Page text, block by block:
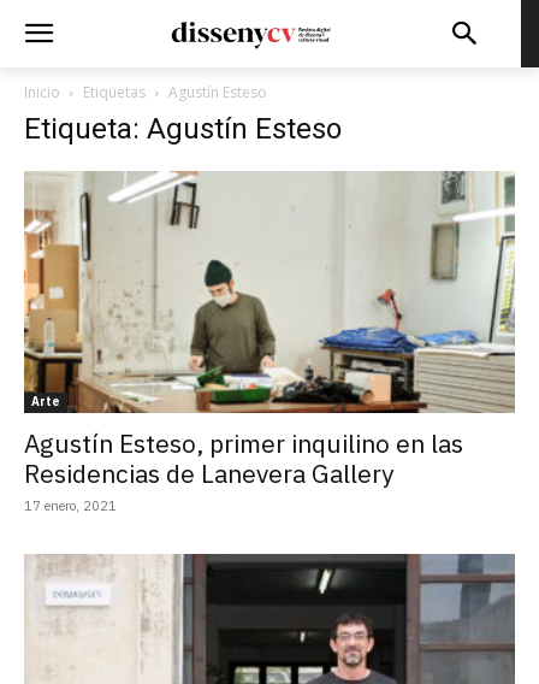
Inicio Etiquetas Agustín Esteso
Etiqueta: Agustín Esteso
Arte
Agustín Esteso, primer inquilino en las
Residencias de Lanevera Gallery
17 enero, 2021